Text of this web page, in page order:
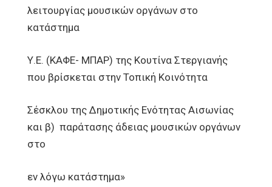
λειτουργίας μουσικών οργάνων στο
κατάστημα
Υ.Ε. (ΚΑΦΕ- ΜΠΑΡ) της Κουτίνα Στεργιανής
που βρίσκεται στην Τοπική Κοινότητα
Σέσκλου της Δημοτικής Ενότητας Αισωνίας
και β) παράτασης άδειας μουσικών οργάνων
στο
εν λόγω κατάστημα»